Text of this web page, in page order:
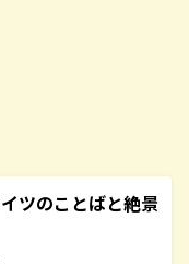
ツのことばと絶景